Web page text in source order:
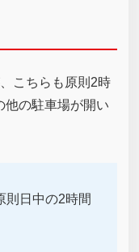
こちらも原則2時
他の駐車場が開い
日中の2時間